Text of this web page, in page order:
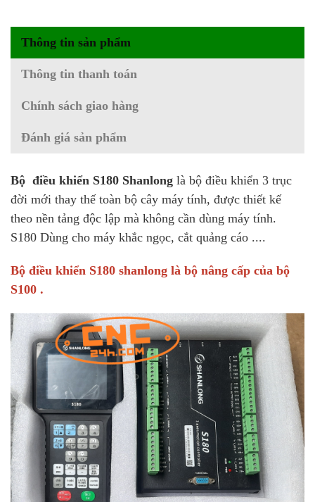
Thông tin sản phẩm
Thông tin thanh toán
Chính sách giao hàng
Đánh giá sản phẩm
Bộ điều khiển S180 Shanlong là bộ điều khiển 3 trục
đời mới thay thế toàn bộ cây máy tính, được thiết kế
theo nền tảng độc lập mà không cần dùng máy tính.
S180 Dùng cho máy khắc ngọc, cắt quảng cáo ....
Bộ điều khiển S180 shanlong là bộ nâng cấp của bộ
S100 .